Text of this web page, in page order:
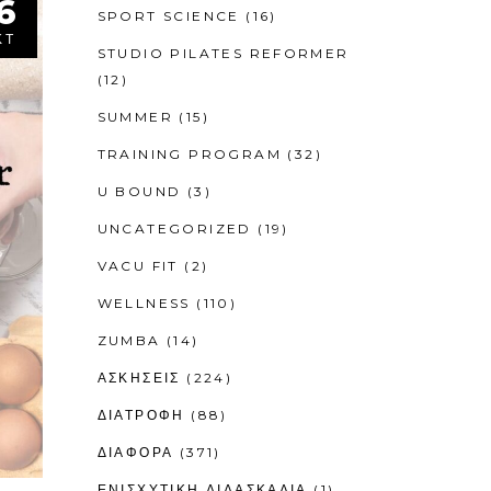
SPORT SCIENCE (16)
STUDIO PILATES REFORMER
(12)
SUMMER (15)
TRAINING PROGRAM (32)
U BOUND (3)
UNCATEGORIZED (19)
VACU FIT (2)
WELLNESS (110)
ZUMBA (14)
ΑΣΚΗΣΕΙΣ (224)
ΔΙΑΤΡΟΦΗ (88)
ΔΙΑΦΟΡΑ (371)